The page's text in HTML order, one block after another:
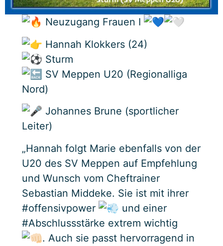
Neuzugang Frauen I
Hannah Klokkers (24)
Sturm
SV Meppen U20 (Regionalliga
Nord)
Johannes Brune (sportlicher
Leiter)
„Hannah folgt Marie ebenfalls von der
U20 des SV Meppen auf Empfehlung
und Wunsch vom Cheftrainer
Sebastian Middeke. Sie ist mit ihrer
#offensivpower
und einer
#Abschlussstärke extrem wichtig
. Auch sie passt hervorragend in